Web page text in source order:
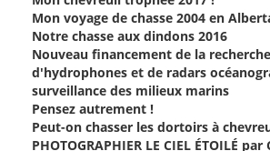
Mon voyage de chasse 2004 en
Notre chasse aux dindons 2016
Nouveau financement de la
d'hydrophones et de radars
surveillance des milieux marins
Pensez autrement !
Peut-on chasser les dortoirs à
PHOTOGRAPHIER LE CIEL ÉTOILÉ